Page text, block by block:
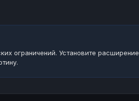
ограничений. Установите расширение